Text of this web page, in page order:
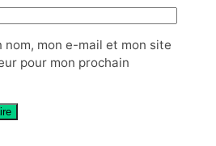
nom, mon e-mail et mon site
pour mon prochain